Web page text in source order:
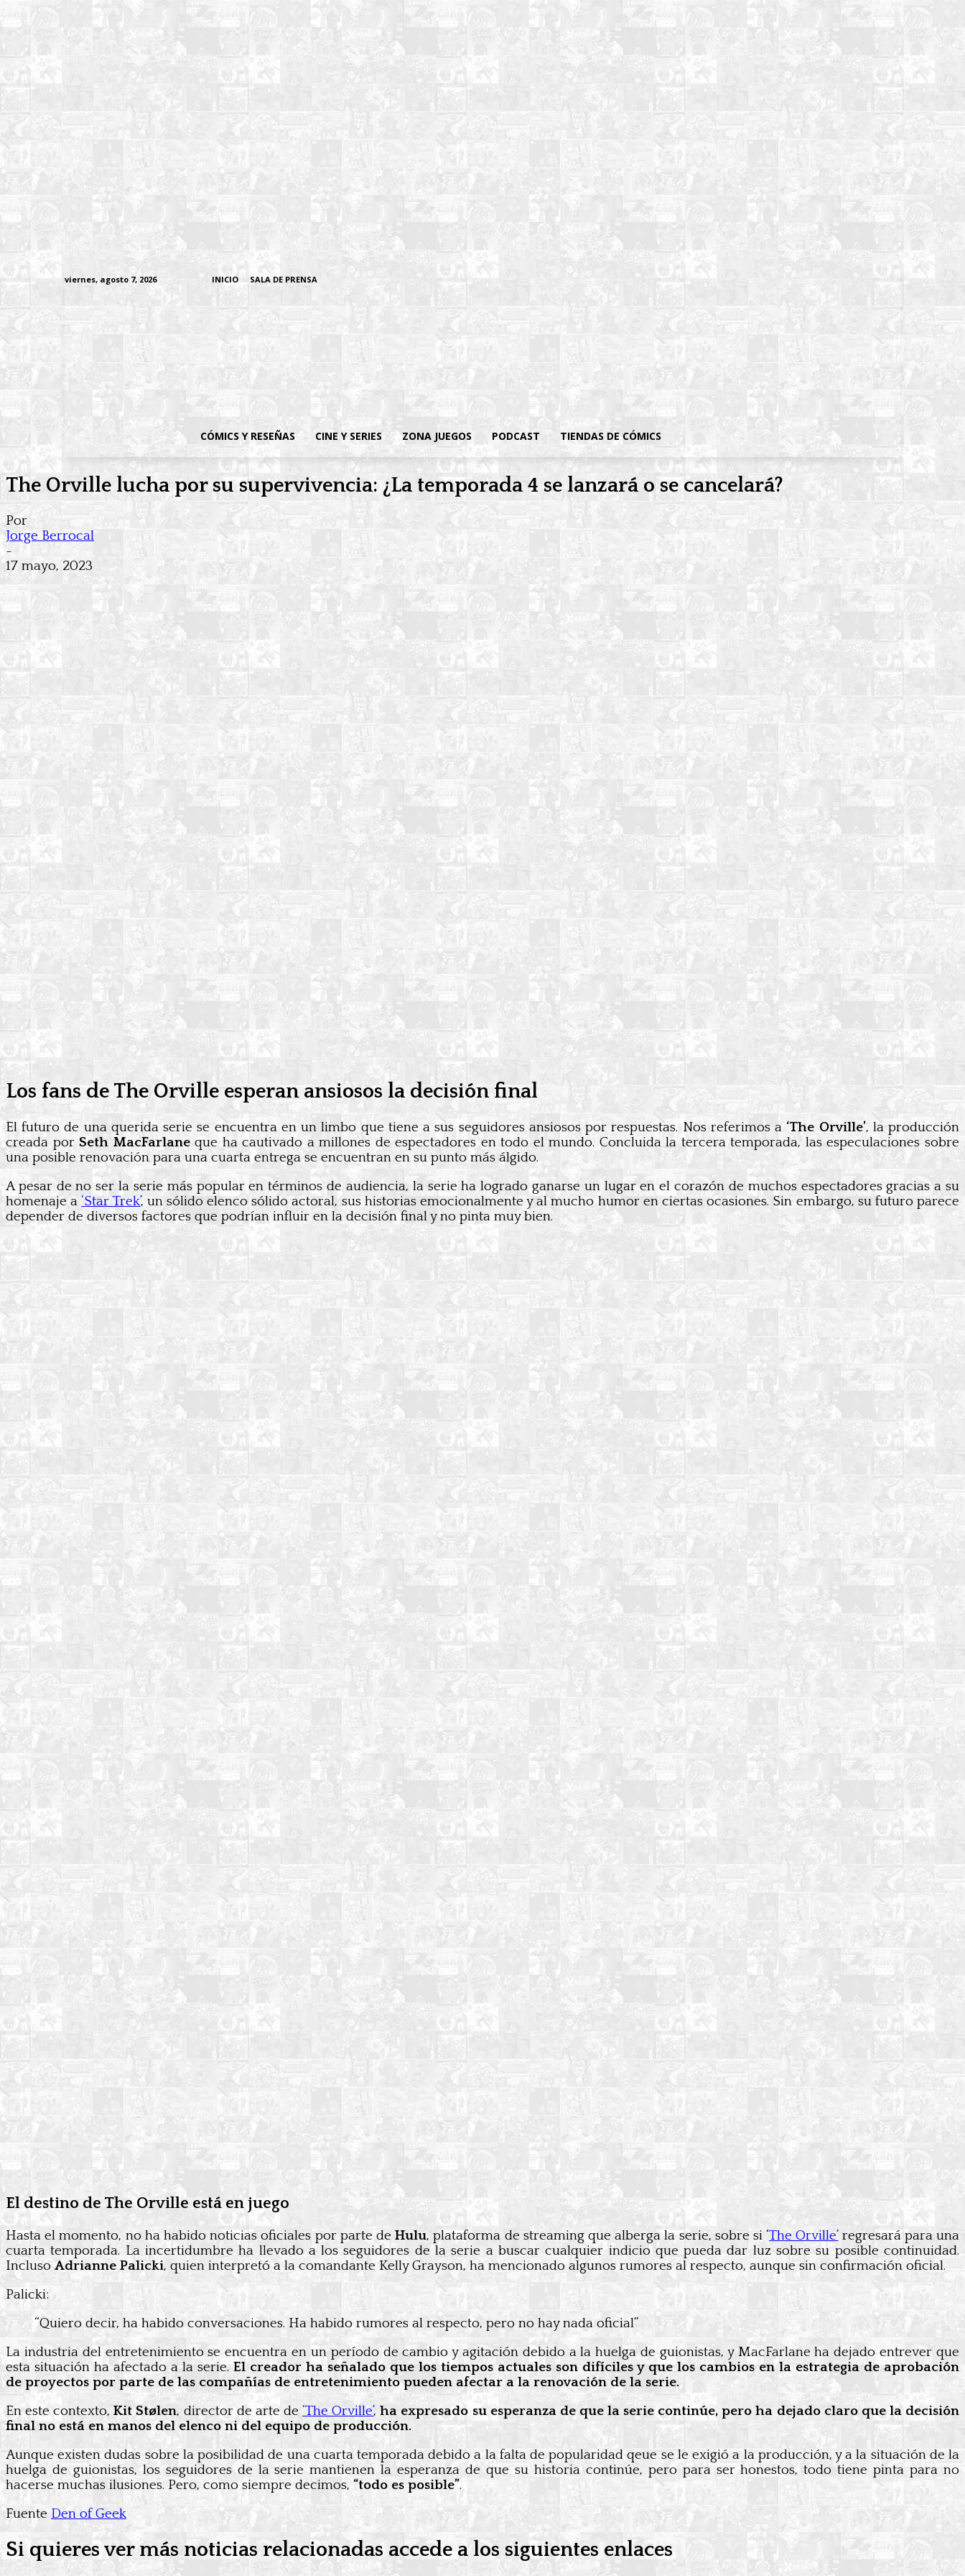
viernes, agosto 7, 2026 INICIO SALA DE PRENSA
CÓMICS Y RESEÑAS CINE Y SERIES ZONA JUEGOS PODCAST TIENDAS DE CÓMICS
The Orville lucha por su supervivencia: ¿La temporada 4 se lanzará o se cancelará?
Por
Jorge Berrocal
-
17 mayo, 2023
Los fans de The Orville esperan ansiosos la decisión final
El futuro de una querida serie se encuentra en un limbo que tiene a sus seguidores ansiosos por respuestas. Nos referimos a ‘The Orville’, la producción
creada porSeth MacFarlaneque ha cautivado a millones de espectadores en todo el mundo. Concluida la tercera temporada, las especulaciones sobre
una posible renovación para una cuarta entrega se encuentran en su punto más álgido.
A pesar de no ser la serie más popular en términos de audiencia, la serie ha logrado ganarse un lugar en el corazón de muchos espectadores gracias a su
homenaje a ‘Star Trek’, un sólido elenco sólido actoral, sus historias emocionalmente y al mucho humor en ciertas ocasiones. Sin embargo, su futuro parece
depender de diversos factores que podrían influir en la decisión final y no pinta muy bien.
El destino de The Orville está en juego
Hasta el momento, no ha habido noticias oficiales por parte deHulu, plataforma de streaming que alberga la serie, sobre si ‘The Orville’regresará para una
cuarta temporada. La incertidumbre ha llevado a los seguidores de la serie a buscar cualquier indicio que pueda dar luz sobre su posible continuidad.
Incluso Adrianne Palicki, quien interpretó a la comandante Kelly Grayson, ha mencionado algunos rumores al respecto, aunque sin confirmación oficial.
Palicki:
“Quiero decir, ha habido conversaciones. Ha habido rumores al respecto, pero no hay nada oficial”
La industria del entretenimiento se encuentra en un período de cambio y agitación debido a la huelga de guionistas, y MacFarlane ha dejado entrever que
esta situación ha afectado a la serie.El creador ha señalado que los tiempos actuales son difíciles y que los cambios en la estrategia de aprobación
de proyectos por parte de las compañías de entretenimiento pueden afectar a la renovación de la serie.
En este contexto,Kit Stølen, director de arte de ‘The Orville’,ha expresado su esperanza de que la serie continúe, pero ha dejado claro que la decisión
final no está en manos del elenco ni del equipo de producción.
Aunque existen dudas sobre la posibilidad de una cuarta temporada debido a la falta de popularidad qeue se le exigió a la producción, y a la situación de la
huelga de guionistas, los seguidores de la serie mantienen la esperanza de que su historia continúe, pero para ser honestos, todo tiene pinta para no
hacerse muchas ilusiones. Pero, como siempre decimos, “todo es posible”.
Fuente Den of Geek
Si quieres ver más noticias relacionadas accede a los siguientes enlaces